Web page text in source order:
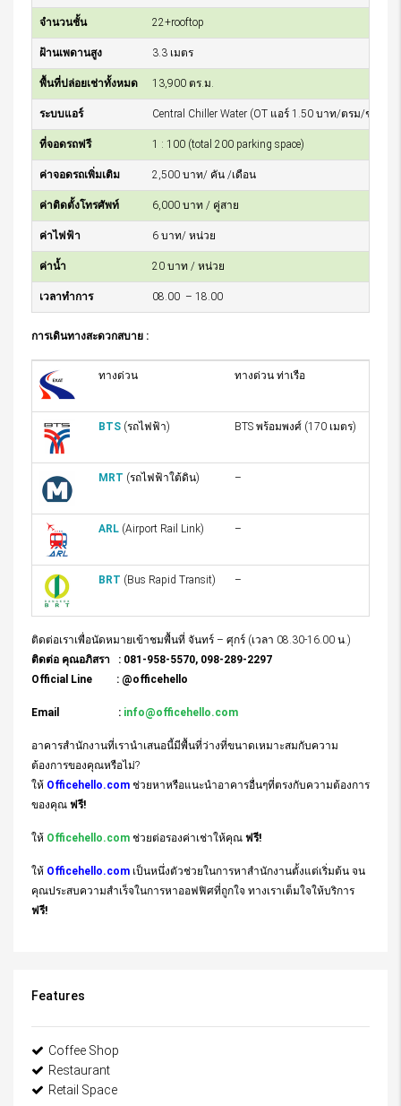
จำนวนชั้น 22+rooftop
ฝ้านเพดานสูง 3.3 เมตร
พื้นที่ปล่อยเช่าทั้งหมด 13,900 ตร.ม.
ระบบแอร์ Central Chiller Water (OT แอร์ 1.50 บาท/ตรม/ชม)
ที่จอดรถฟรี 1 : 100 (total 200 parking space)
ค่าจอดรถเพิ่มเติม 2,500 บาท/ คัน /เดือน
ค่าติดตั้งโทรศัพท์ 6,000 บาท / คู่สาย
ค่าไฟฟ้า 6 บาท/ หน่วย
ค่าน้ำ 20 บาท / หน่วย
เวลาทำการ 08.00 – 18.00
การเดินทางสะดวกสบาย :
ทางด่วน ทางด่วน ท่าเรือ
BTS (รถไฟฟ้า) BTS พร้อมพงศ์ (170 เมตร)
MRT (รถไฟฟ้าใต้ดิน) –
ARL (Airport Rail Link) –
BRT (Bus Rapid Transit) –
ติดต่อเราเพื่อนัดหมายเข้าชมพื้นที่ จันทร์ – ศุกร์ (เวลา 08.30-16.00 น.)
ติดต่อ คุณอภิสรา : 081-958-5570, 098-289-2297
Official Line : @officehello
Email : info@officehello.com
อาคารสำนักงานที่เรานำเสนอนี้มีพื้นที่ว่างที่ขนาดเหมาะสมกับความ
ต้องการของคุณหรือไม่?
ให้ Officehello.com ช่วยหาหรือแนะนำอาคารอื่นๆที่ตรงกับความต้องการ
ของคุณ ฟรี!
ให้ Officehello.com ช่วยต่อรองค่าเช่าให้คุณ ฟรี!
ให้ Officehello.com เป็นหนึ่งตัวช่วยในการหาสำนักงานตั้งแต่เริ่มต้น จน
คุณประสบความสำเร็จในการหาออฟฟิศที่ถูกใจ ทางเราเต็มใจให้บริการ
ฟรี!
Features
Coffee Shop
Restaurant
Retail Space